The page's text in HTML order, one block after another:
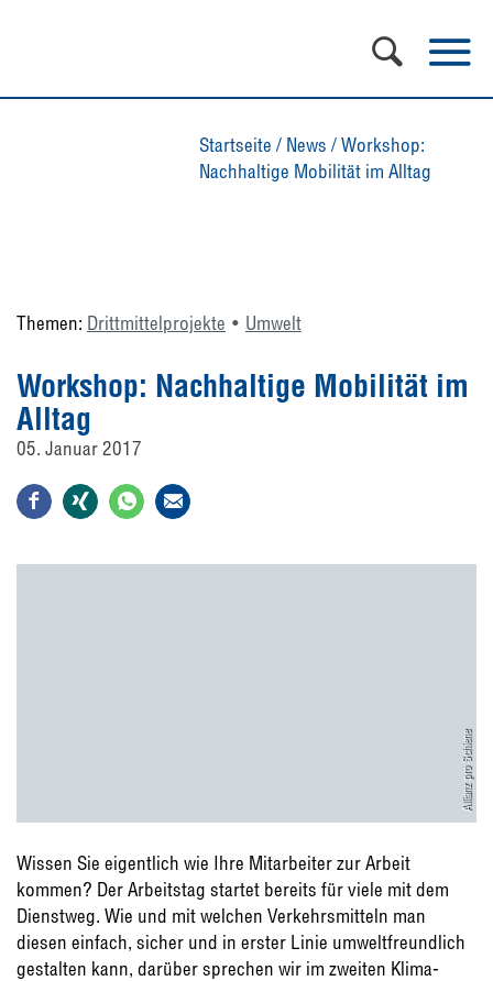
Startseite / News /Workshop:
Nachhaltige Mobilität im Alltag
Themen: Drittmittelprojekte Umwelt
Workshop: Nachhaltige Mobilität im
Alltag
05. Januar 2017
Allianz pro Schiene
Wissen Sie eigentlich wie Ihre Mitarbeiter zur Arbeit
kommen? Der Arbeitstag startet bereits für viele mit dem
Dienstweg. Wie und mit welchen Verkehrsmitteln man
diesen einfach, sicher und in erster Linie umweltfreundlich
gestalten kann, darüber sprechen wir im zweiten Klima-